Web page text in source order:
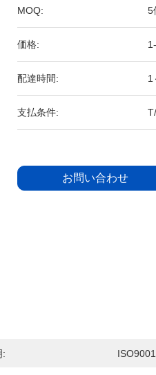
MOQ: 5
価格:
配達時間: 1
支払条件:
お問い合わせ
: